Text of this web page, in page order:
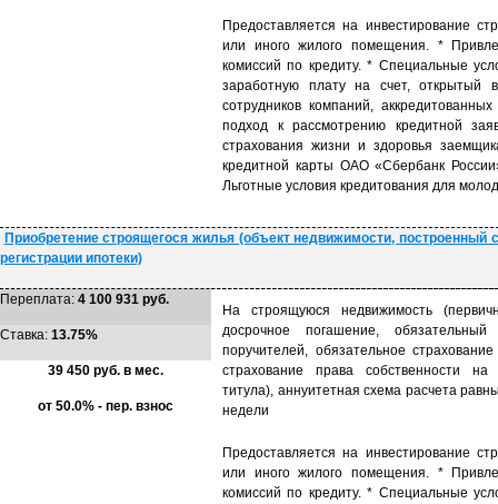
Предоставляется на инвестирование
или иного жилого помещения. *
комиссий по кредиту. * Специальные
заработную плату на счет,
сотрудников компаний,
подход к рассмотрению кредитной
страхования жизни и здоровья
кредитной карты ОАО «Сбербанк
Льготные условия кредитования для
Приобретение строящегося жилья (объект недвижимости, построенный
регистрации ипотеки)
Переплата: 4 100 931 руб.
На строящуюся недвижимость
досрочное погашение,
поручителей, обязательное
страхование права собственности
титула), аннуитетная схема расчета
недели
Ставка: 13.75%
39 450 руб. в мес.
от 50.0% - пер. взнос
Предоставляется на инвестирование
или иного жилого помещения. *
комиссий по кредиту. * Специальные